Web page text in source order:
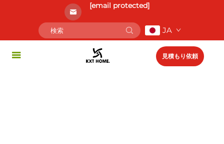
[email protected]
JA
見積もり依頼